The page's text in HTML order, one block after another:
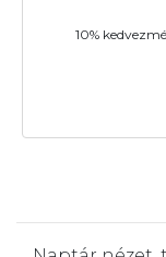
10%